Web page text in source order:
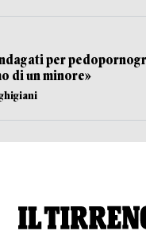
per
di un minore»